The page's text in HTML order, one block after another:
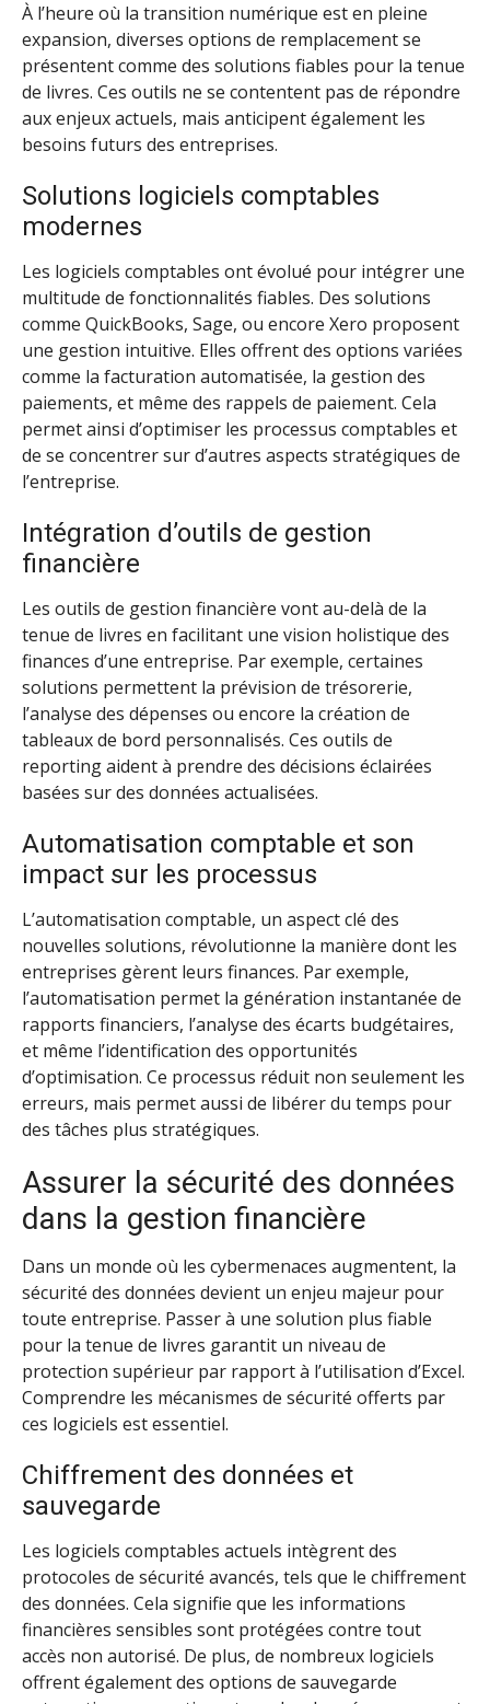
À l’heure où la transition numérique est en pleine
expansion, diverses options de remplacement se
présentent comme des solutions fiables pour la tenue
de livres. Ces outils ne se contentent pas de répondre
aux enjeux actuels, mais anticipent également les
besoins futurs des entreprises.
Solutions logiciels comptables
modernes
Les logiciels comptables ont évolué pour intégrer une
multitude de fonctionnalités fiables. Des solutions
comme QuickBooks, Sage, ou encore Xero proposent
une gestion intuitive. Elles offrent des options variées
comme la facturation automatisée, la gestion des
paiements, et même des rappels de paiement. Cela
permet ainsi d’optimiser les processus comptables et
de se concentrer sur d’autres aspects stratégiques de
l’entreprise.
Intégration d’outils de gestion
financière
Les outils de gestion financière vont au-delà de la
tenue de livres en facilitant une vision holistique des
finances d’une entreprise. Par exemple, certaines
solutions permettent la prévision de trésorerie,
l’analyse des dépenses ou encore la création de
tableaux de bord personnalisés. Ces outils de
reporting aident à prendre des décisions éclairées
basées sur des données actualisées.
Automatisation comptable et son
impact sur les processus
L’automatisation comptable, un aspect clé des
nouvelles solutions, révolutionne la manière dont les
entreprises gèrent leurs finances. Par exemple,
l’automatisation permet la génération instantanée de
rapports financiers, l’analyse des écarts budgétaires,
et même l’identification des opportunités
d’optimisation. Ce processus réduit non seulement les
erreurs, mais permet aussi de libérer du temps pour
des tâches plus stratégiques.
Assurer la sécurité des données
dans la gestion financière
Dans un monde où les cybermenaces augmentent, la
sécurité des données devient un enjeu majeur pour
toute entreprise. Passer à une solution plus fiable
pour la tenue de livres garantit un niveau de
protection supérieur par rapport à l’utilisation d’Excel.
Comprendre les mécanismes de sécurité offerts par
ces logiciels est essentiel.
Chiffrement des données et
sauvegarde
Les logiciels comptables actuels intègrent des
protocoles de sécurité avancés, tels que le chiffrement
des données. Cela signifie que les informations
financières sensibles sont protégées contre tout
accès non autorisé. De plus, de nombreux logiciels
offrent également des options de sauvegarde